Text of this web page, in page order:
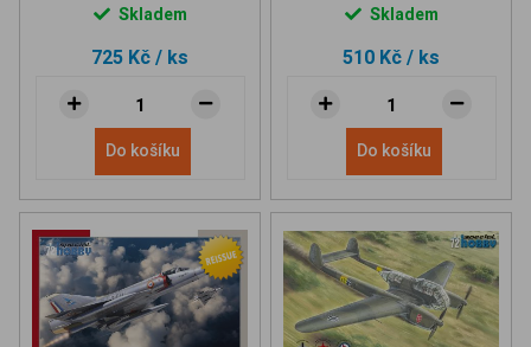
Skladem
725 Kč / ks
Do košíku
Skladem
510 Kč / ks
Do košíku